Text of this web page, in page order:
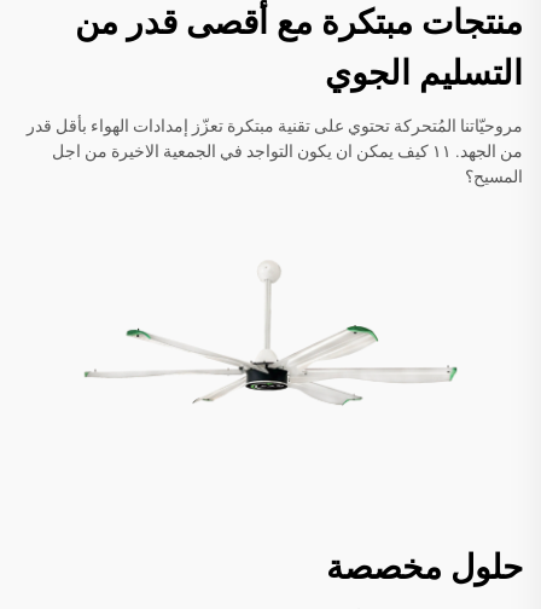
منتجات مبتكرة مع أقصى قدر من
التسليم الجوي
مروحيّاتنا المُتحركة تحتوي على تقنية مبتكرة تعزّز إمدادات الهواء بأقل قدر
من الجهد. ١١ كيف يمكن ان يكون التواجد في الجمعية الاخيرة من اجل
المسيح؟
حلول مخصصة